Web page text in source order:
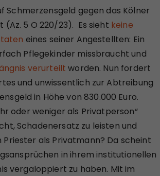
Schmerzensgeld gegen das Kölner
5 O 220/23). Es sieht keine
eines seiner Angestellten: Ein
Pflegekinder missbraucht und
verurteiltworden. Nun fordert
und unwissentlich zur Abtreibung
in Höhe von 830.000 Euro.
oder weniger als Privatperson“
Schadenersatz zu leisten und
als Privatmann? Da scheint
in ihrem institutionellen
vergaloppiert zu haben. Mit im